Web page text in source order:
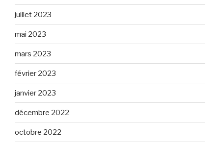
juillet 2023
mai 2023
mars 2023
février 2023
janvier 2023
décembre 2022
octobre 2022